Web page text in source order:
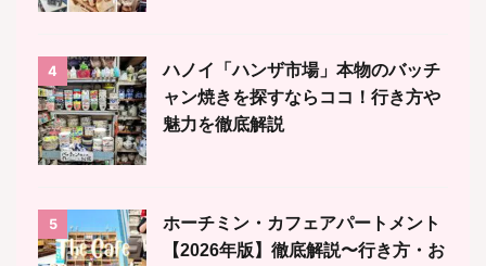
4
ハノイ「ハンザ市場」本物のバッチ
ャン焼きを探すならココ！行き方や
魅力を徹底解説
5
ホーチミン・カフェアパートメント
【2026年版】徹底解説〜行き方・お